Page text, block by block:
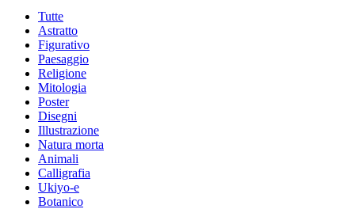
Tutte
Astratto
Figurativo
Paesaggio
Religione
Mitologia
Poster
Disegni
Illustrazione
Natura morta
Animali
Calligrafia
Ukiyo-e
Botanico